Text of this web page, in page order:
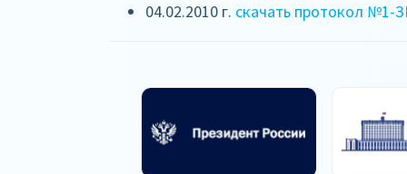
04.02.2010 г. скачать протокол №1-